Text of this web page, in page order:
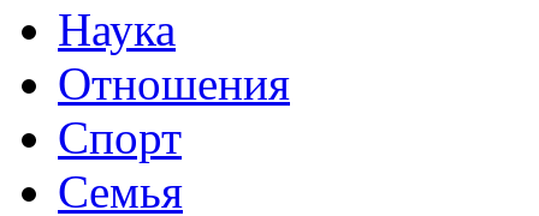
Наука
Отношения
Спорт
Семья